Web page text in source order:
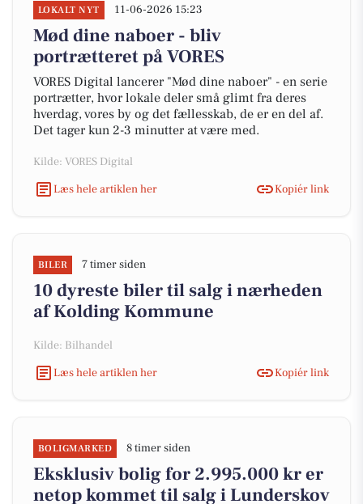
LOKALT NYT 11-06-2026 15:23
Mød dine naboer - bliv
portrætteret på VORES
VORES Digital lancerer "Mød dine naboer" - en serie
portrætter, hvor lokale deler små glimt fra deres
hverdag, vores by og det fællesskab, de er en del af.
Det tager kun 2-3 minutter at være med.
Kilde: VORES Digital
Læs hele artiklen her
Kopiér link
BILER 7 timer siden
10 dyreste biler til salg i nærheden
af Kolding Kommune
Kilde: Bilhandel
Læs hele artiklen her
Kopiér link
BOLIGMARKED 8 timer siden
Eksklusiv bolig for 2.995.000 kr er
netop kommet til salg i Lunderskov